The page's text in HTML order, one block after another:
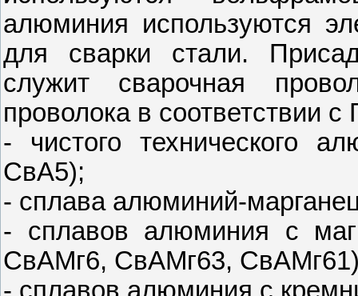
алюминия используются
для сварки стали.
служит сварочная
проволока в соответствии
- чистого технического
СвА5);
- сплава алюминий-
- сплавов алюминия с
СвАМг6, СвАМг63,